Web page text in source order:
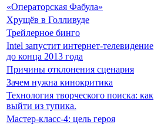
«Операторская Фабула»
Хрущёв в Голливуде
Трейлерное бинго
Intel запустит интернет-телевидение
до конца 2013 года
Причины отклонения сценария
Зачем нужна кинокритика
Технология творческого поиска: как
выйти из тупика.
Мастер-класс-4: цель героя